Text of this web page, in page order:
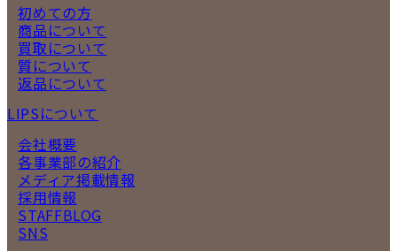
初めての方
商品について
買取について
質について
返品について
LIPSについて
会社概要
各事業部の紹介
メディア掲載情報
採用情報
STAFFBLOG
SNS